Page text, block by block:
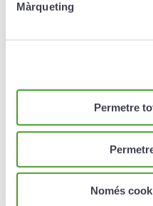
Màrqueting
Permetre
Només
beneficiar del acceso a
sobre protección de
necesidad de que a los
comunicada cada
efectúe.
En el marco de las
párrafo anterior, se
internacionales de datos
organizaciones
no una decisión de
Europea respecto a los